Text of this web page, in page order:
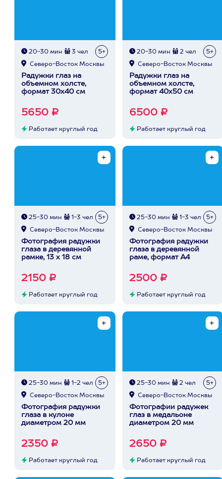
20-30 мин 3 чел 5+
Северо-Восток Москвы
Радужки глаз на
объемном холсте,
формат 30х40 см
5650 ₽
Работает круглый год
20-30 мин 2 чел 5+
Северо-Восток Москвы
Радужки глаз на
объемном холсте,
формат 40х50 см
6500 ₽
Работает круглый год
25-30 мин 1-3 чел 5+
Северо-Восток Москвы
Фотография радужки
глаза в деревянной
рамке, 13 х 18 см
2150 ₽
Работает круглый год
25-30 мин 1-3 чел 5+
Северо-Восток Москвы
Фотография радужки
глаза в деревянной
раме, формат А4
2500 ₽
Работает круглый год
25-30 мин 1-2 чел 5+
Северо-Восток Москвы
Фотография радужки
глаза в кулоне
диаметром 20 мм
2350 ₽
Работает круглый год
25-30 мин 2 чел 5+
Северо-Восток Москвы
Фотографии радужек
глаз в медальоне
диаметром 20 мм
2650 ₽
Работает круглый год